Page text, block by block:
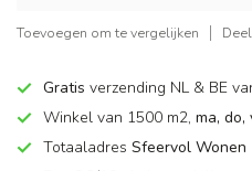
Toevoegen om te vergelijken
Gratis verzending NL & BE
Winkel van 1500 m2, ma, do,
Totaaladres Sfeervol Wonen